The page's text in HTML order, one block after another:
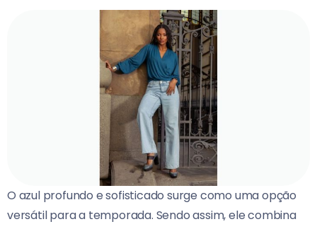
O azul profundo e sofisticado surge como uma opção
versátil para a temporada. Sendo assim, ele combina